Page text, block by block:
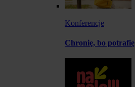
Konferencje
Chronię, bo potrafię